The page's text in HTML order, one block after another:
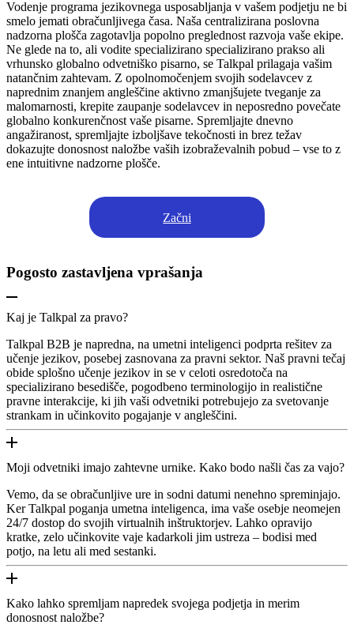
Vodenje programa jezikovnega usposabljanja v vašem podjetju ne bi
smelo jemati obračunljivega časa. Naša centralizirana poslovna
nadzorna plošča zagotavlja popolno preglednost razvoja vaše ekipe.
Ne glede na to, ali vodite specializirano specializirano prakso ali
vrhunsko globalno odvetniško pisarno, se Talkpal prilagaja vašim
natančnim zahtevam. Z opolnomočenjem svojih sodelavcev z
naprednim znanjem angleščine aktivno zmanjšujete tveganje za
malomarnosti, krepite zaupanje sodelavcev in neposredno povečate
globalno konkurenčnost vaše pisarne. Spremljajte dnevno
angažiranost, spremljajte izboljšave tekočnosti in brez težav
dokazujte donosnost naložbe vaših izobraževalnih pobud – vse to z
ene intuitivne nadzorne plošče.
Začni
Pogosto zastavljena vprašanja
Kaj je Talkpal za pravo?
Talkpal B2B je napredna, na umetni inteligenci podprta rešitev za
učenje jezikov, posebej zasnovana za pravni sektor. Naš pravni tečaj
obide splošno učenje jezikov in se v celoti osredotoča na
specializirano besedišče, pogodbeno terminologijo in realistične
pravne interakcije, ki jih vaši odvetniki potrebujejo za svetovanje
strankam in učinkovito pogajanje v angleščini.
Moji odvetniki imajo zahtevne urnike. Kako bodo našli čas za vajo?
Vemo, da se obračunljive ure in sodni datumi nenehno spreminjajo.
Ker Talkpal poganja umetna inteligenca, ima vaše osebje neomejen
24/7 dostop do svojih virtualnih inštruktorjev. Lahko opravijo
kratke, zelo učinkovite vaje kadarkoli jim ustreza – bodisi med
potjo, na letu ali med sestanki.
Kako lahko spremljam napredek svojega podjetja in merim
donosnost naložbe?